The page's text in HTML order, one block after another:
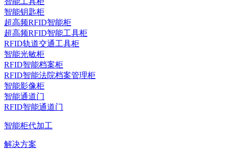
智能钥匙柜
超高频RFID智能柜
超高频RFID智能工具柜
RFID轨道交通工具柜
智能光敏柜
RFID智能档案柜
RFID智能法院档案管理柜
智能影像柜
智能通道门
RFID智能通道门
智能柜代加工
解决方案